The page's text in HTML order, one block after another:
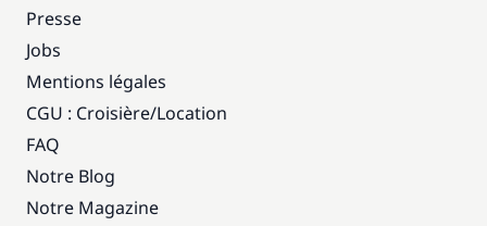
Presse
Jobs
Mentions légales
CGU : Croisière/Location
FAQ
Notre Blog
Notre Magazine